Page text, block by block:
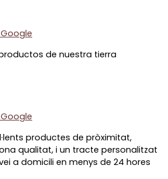
Google
de nuestra tierra
Google
productes de pròximitat,
qualitat, i un tracte personalitzat
a domicili en menys de 24 hores